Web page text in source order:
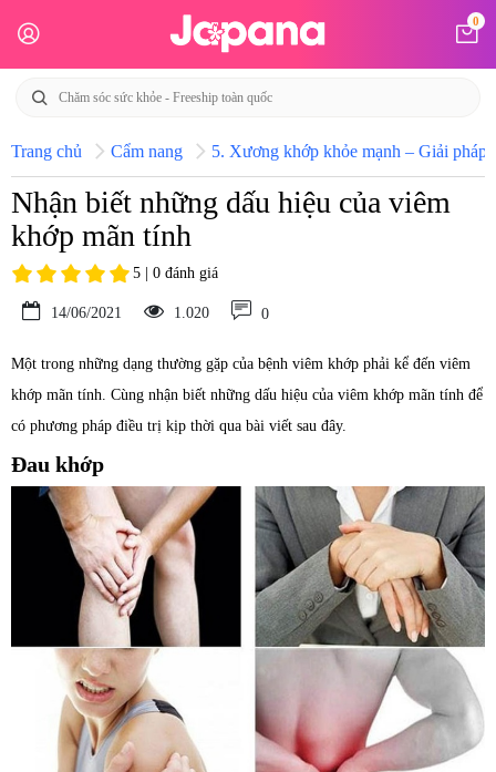
0
Trang chủ Cẩm nang 5. Xương khớp khỏe mạnh – Giải pháp
Nhận biết những dấu hiệu của viêm
khớp mãn tính
5 | 0 đánh giá
14/06/2021 1.020 0
Một trong những dạng thường gặp của bệnh viêm khớp phải kể đến viêm
khớp mãn tính. Cùng nhận biết những dấu hiệu của viêm khớp mãn tính để
có phương pháp điều trị kịp thời qua bài viết sau đây.
Đau khớp